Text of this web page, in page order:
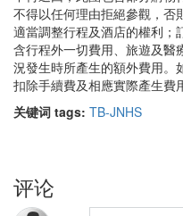
不得以任何理由拒絕參觀，否
適當調整行程及酒店的權利；
含行程外一切費用、旅遊及醫
況發生時所產生的額外費用。
扣除手續費及相應實際產生費
关键词 tags: TB-JNHS
评论